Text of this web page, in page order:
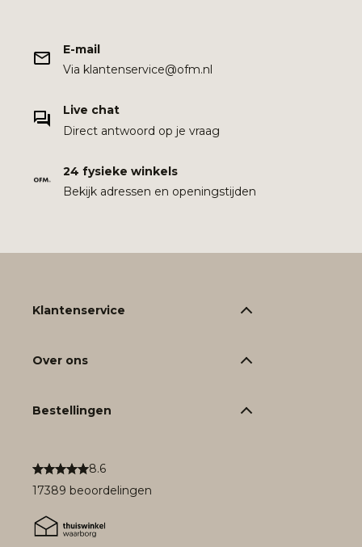
E-mail
Via klantenservice@ofm.nl
Live chat
Direct antwoord op je vraag
24 fysieke winkels
Bekijk adressen en openingstijden
8.6
17389 beoordelingen
Klantenservice
Over ons
Bestellingen